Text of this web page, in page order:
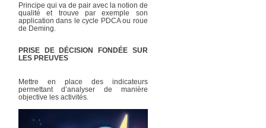
Principe qui va de pair avec la notion de
qualité et trouve par exemple son
application dans le cycle PDCA ou roue
de Deming.
PRISE DE DÉCISION FONDÉE SUR
LES PREUVES
Mettre en place des indicateurs
permettant d’analyser de manière
objective les activités.